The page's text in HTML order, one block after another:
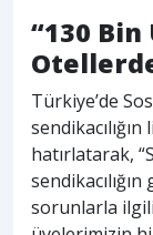
“130 Bin
Türkiye’de
hatırlatarak,
sorunlarla